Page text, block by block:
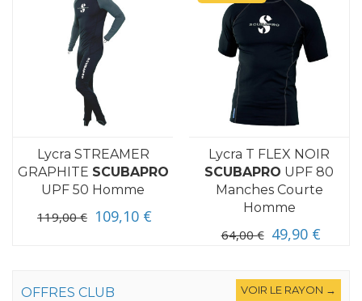
Lycra STREAMER
GRAPHITE SCUBAPRO
UPF 50 Homme
119,00 € 109,10 €
Lycra T FLEX NOIR
SCUBAPRO UPF 80
Manches Courte
Homme
64,00 € 49,90 €
OFFRES CLUB VOIR LE RAYON →